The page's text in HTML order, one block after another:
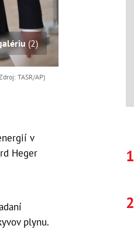
(2)
TASR/AP)
v
Heger
plynu.